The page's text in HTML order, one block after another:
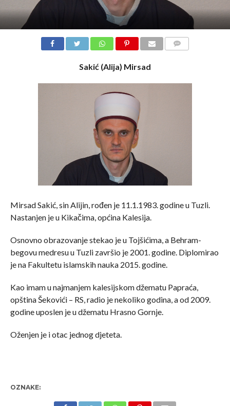
Sakić (Alija) Mirsad
Mirsad Sakić, sin Alijin, rođen je 11.1.1983. godine u Tuzli.
Nastanjen je u Kikačima, općina Kalesija.
Osnovno obrazovanje stekao je u Tojšićima, a Behram-
begovu medresu u Tuzli završio je 2001. godine. Diplomirao
je na Fakultetu islamskih nauka 2015. godine.
Kao imam u najmanjem kalesijskom džematu Papraća,
opština Šekovići – RS, radio je nekoliko godina, a od 2009.
godine uposlen je u džematu Hrasno Gornje.
Oženjen je i otac jednog djeteta.
OZNAKE: